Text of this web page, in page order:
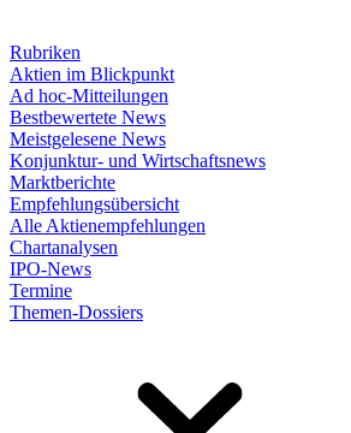
Rubriken
Aktien im Blickpunkt
Ad hoc-Mitteilungen
Bestbewertete News
Meistgelesene News
Konjunktur- und Wirtschaftsnews
Marktberichte
Empfehlungsübersicht
Alle Aktienempfehlungen
Chartanalysen
IPO-News
Termine
Themen-Dossiers